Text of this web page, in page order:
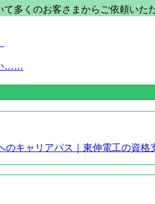
多くのお客さまからご依頼い
……
キャリアパス｜東伸電工の資格